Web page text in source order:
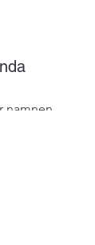
namnen